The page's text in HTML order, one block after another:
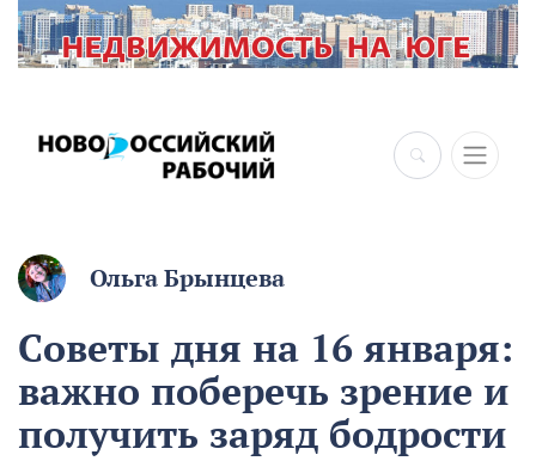
×
Ольга Брынцева
Советы дня на 16 января:
важно поберечь зрение и
получить заряд бодрости